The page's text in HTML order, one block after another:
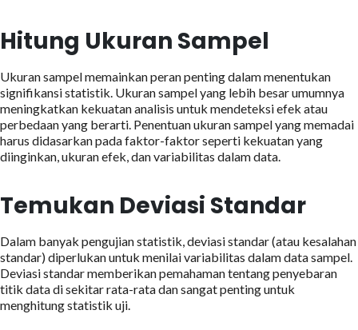
Hitung Ukuran Sampel
Ukuran sampel memainkan peran penting dalam menentukan
signifikansi statistik. Ukuran sampel yang lebih besar umumnya
meningkatkan kekuatan analisis untuk mendeteksi efek atau
perbedaan yang berarti. Penentuan ukuran sampel yang memadai
harus didasarkan pada faktor-faktor seperti kekuatan yang
diinginkan, ukuran efek, dan variabilitas dalam data.
Temukan Deviasi Standar
Dalam banyak pengujian statistik, deviasi standar (atau kesalahan
standar) diperlukan untuk menilai variabilitas dalam data sampel.
Deviasi standar memberikan pemahaman tentang penyebaran
titik data di sekitar rata-rata dan sangat penting untuk
menghitung statistik uji.